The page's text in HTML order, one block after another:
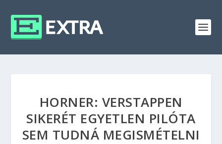
HORNER: VERSTAPPEN
SIKERÉT EGYETLEN PILÓTA
SEM TUDNÁ MEGISMÉTELNI